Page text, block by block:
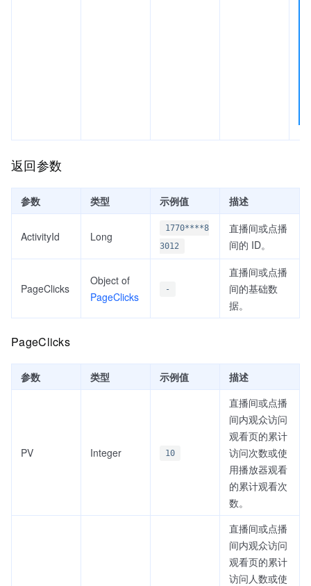
返回参数
参数 类型 示例值 描述
ActivityId Long
1770****8
3012
直播间或点播
间的 ID。
PageClicks
Object of
PageClicks
-
直播间或点播
间的基础数
据。
PageClicks
参数 类型 示例值 描述
PV Integer 10
直播间或点播
间内观众访问
观看页的累计
访问次数或使
用播放器观看
的累计观看次
数。
直播间或点播
间内观众访问
观看页的累计
访问人数或使